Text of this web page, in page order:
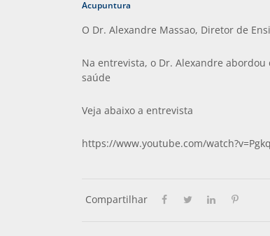
Acupuntura
O Dr. Alexandre Massao, Diretor de
Na entrevista, o Dr. Alexandre
saúde
Veja abaixo a entrevista
https://www.youtube.com/
Compartilhar